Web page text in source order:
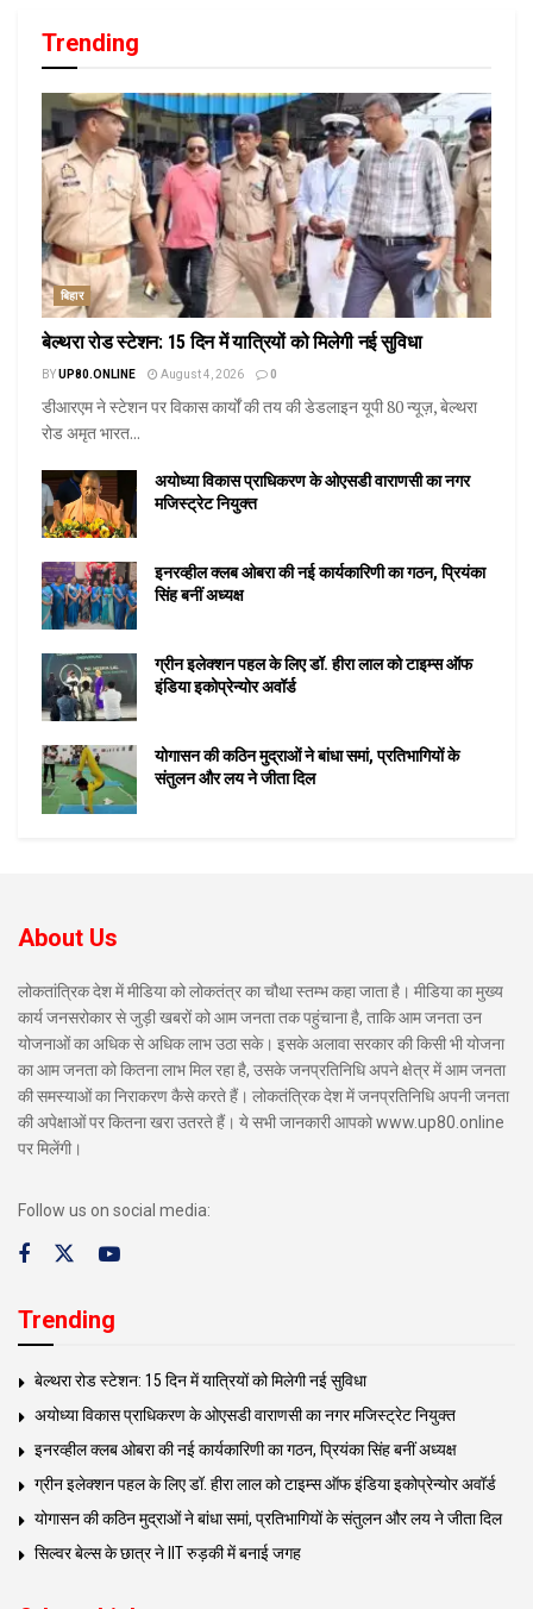
Trending
बिहार
बेल्थरा रोड स्टेशन: 15 दिन में यात्रियों को मिलेगी नई सुविधा
BYUP80.ONLINE August 4, 2026 0
डीआरएम ने स्टेशन पर विकास कार्यों की तय की डेडलाइन यूपी 80 न्यूज़, बेल्थरा
रोड अमृत भारत...
अयोध्या विकास प्राधिकरण के ओएसडी वाराणसी का नगर
मजिस्ट्रेट नियुक्त
इनरव्हील क्लब ओबरा की नई कार्यकारिणी का गठन, प्रियंका
सिंह बनीं अध्यक्ष
ग्रीन इलेक्शन पहल के लिए डॉ. हीरा लाल को टाइम्स ऑफ
इंडिया इकोप्रेन्योर अवॉर्ड
योगासन की कठिन मुद्राओं ने बांधा समां, प्रतिभागियों के
संतुलन और लय ने जीता दिल
About Us
लोकतांत्रिक देश में मीडिया को लोकतंत्र का चौथा स्तम्भ कहा जाता है। मीडिया का मुख्य
कार्य जनसरोकार से जुड़ी खबरों को आम जनता तक पहुंचाना है, ताकि आम जनता उन
योजनाओं का अधिक से अधिक लाभ उठा सके। इसके अलावा सरकार की किसी भी योजना
का आम जनता को कितना लाभ मिल रहा है, उसके जनप्रतिनिधि अपने क्षेत्र में आम जनता
की समस्याओं का निराकरण कैसे करते हैं। लोकतंत्रिक देश में जनप्रतिनिधि अपनी जनता
की अपेक्षाओं पर कितना खरा उतरते हैं। ये सभी जानकारी आपको www.up80.online
पर मिलेंगी।
Follow us on social media:
Trending
बेल्थरा रोड स्टेशन: 15 दिन में यात्रियों को मिलेगी नई सुविधा
अयोध्या विकास प्राधिकरण के ओएसडी वाराणसी का नगर मजिस्ट्रेट नियुक्त
इनरव्हील क्लब ओबरा की नई कार्यकारिणी का गठन, प्रियंका सिंह बनीं अध्यक्ष
ग्रीन इलेक्शन पहल के लिए डॉ. हीरा लाल को टाइम्स ऑफ इंडिया इकोप्रेन्योर अवॉर्ड
योगासन की कठिन मुद्राओं ने बांधा समां, प्रतिभागियों के संतुलन और लय ने जीता दिल
सिल्वर बेल्स के छात्र ने IIT रुड़की में बनाई जगह